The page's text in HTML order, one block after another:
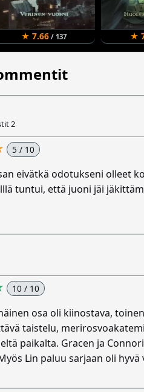
★ 7.66/ 137 ★
2
5 / 10
eivätkä odotukseni olleet
tuntui, että juoni jäi
10 / 10
osa oli kiinostava,
taistelu,
paikalta. Gracen ja
Lin paluu sarjaan oli